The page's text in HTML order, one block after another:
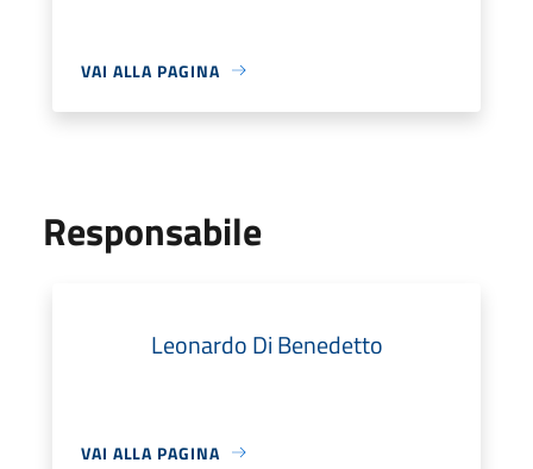
VAI ALLA PAGINA
Responsabile
Leonardo Di Benedetto
VAI ALLA PAGINA